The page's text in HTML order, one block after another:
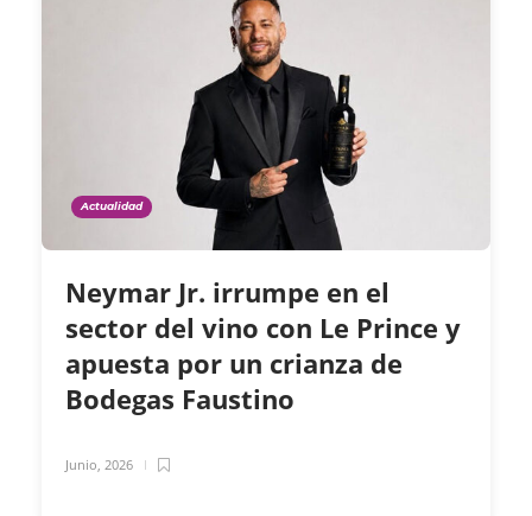
Actualidad
Neymar Jr. irrumpe en el
sector del vino con Le Prince y
apuesta por un crianza de
Bodegas Faustino
Junio, 2026